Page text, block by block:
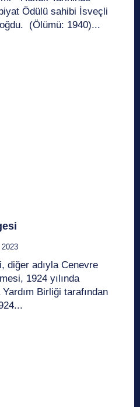
(Ölümü: 1940)...
2023
diğer adıyla Cenevre
1924 yılında
Birliği tarafından